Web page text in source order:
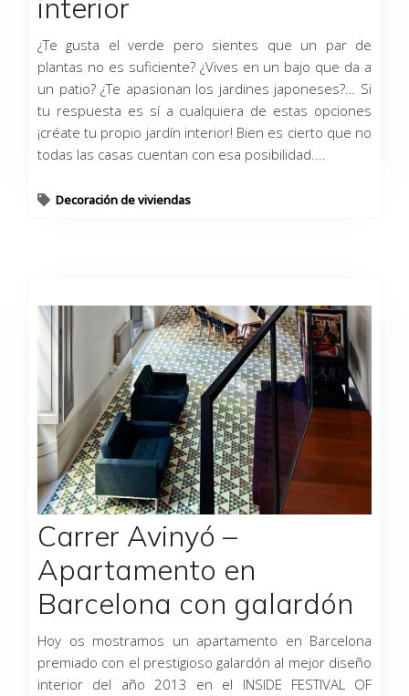
interior
¿Te gusta el verde pero sientes que un par de
plantas no es suficiente? ¿Vives en un bajo que da a
un patio? ¿Te apasionan los jardines japoneses?… Si
tu respuesta es sí a cualquiera de estas opciones
¡créate tu propio jardín interior! Bien es cierto que no
todas las casas cuentan con esa posibilidad....
Decoración de viviendas
Carrer Avinyó –
Apartamento en
Barcelona con galardón
Hoy os mostramos un apartamento en Barcelona
premiado con el prestigioso galardón al mejor diseño
interior del año 2013 en el INSIDE FESTIVAL OF